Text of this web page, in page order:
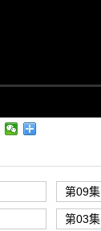
第09集
第03集